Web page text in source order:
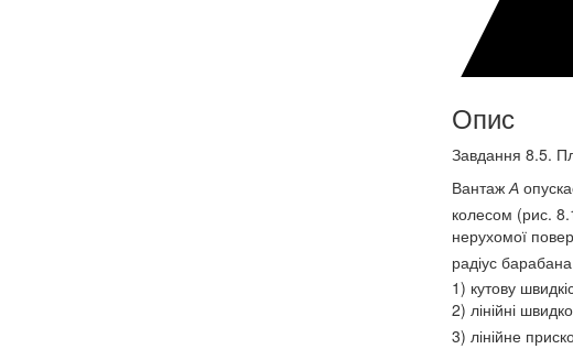
Опис
Завдання 8.5.
ВантажА
колесом (рис.
нерухомої
радіус
1) кутову
2) лінійні
3) лінійне